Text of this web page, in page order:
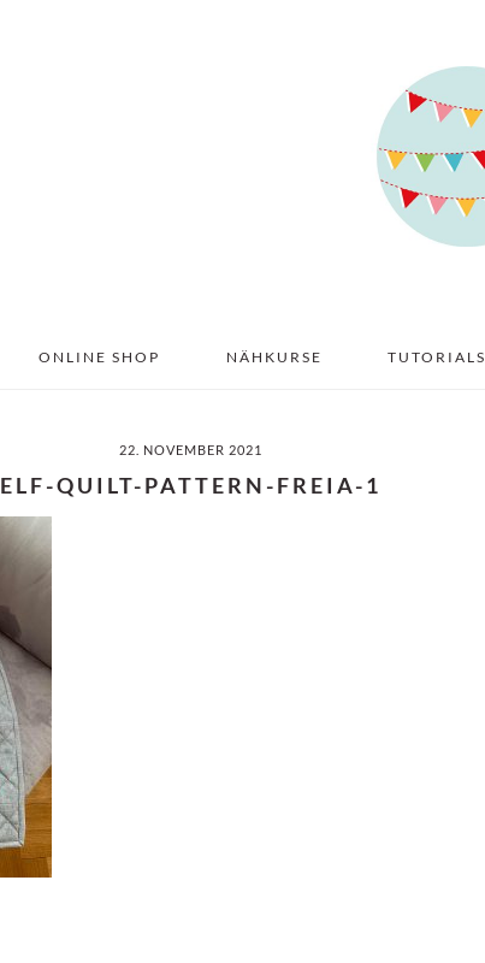
ONLINE SHOP NÄHKURSE TUTORIALS
22. NOVEMBER 2021
ELF-QUILT-PATTERN-FREIA-1